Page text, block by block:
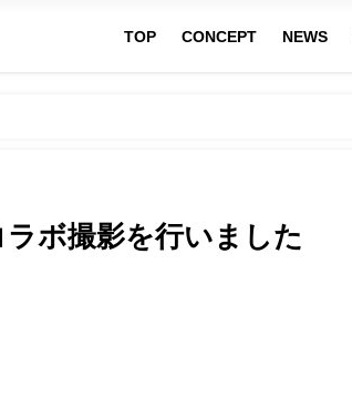
TOP CONCEPT NEWS
ボ撮影を行いました